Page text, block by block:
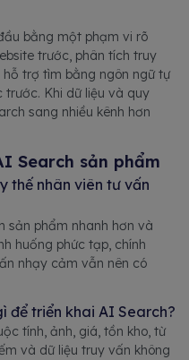
bằng một phạm vi rõ
trước, phân tích truy
trợ tìm bằng ngôn ngữ tự
trước. Khi dữ liệu và quy
sang nhiều kênh hơn
Search sản phẩm
thế nhân viên tư vấn
sản phẩm nhanh hơn và
huống phức tạp, chính
nhạy cảm vẫn nên có
để triển khai AI Search?
tính, ảnh, giá, tồn kho, từ
và dữ liệu truy vấn không